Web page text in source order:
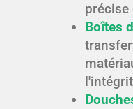
précise
Boîtes